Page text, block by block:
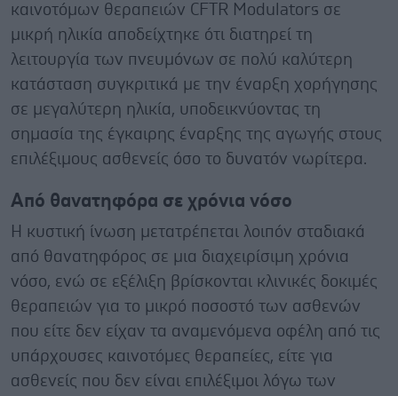
καινοτόμων θεραπειών CFTR Modulators σε
μικρή ηλικία αποδείχτηκε ότι διατηρεί τη
λειτουργία των πνευμόνων σε πολύ καλύτερη
κατάσταση συγκριτικά με την έναρξη χορήγησης
σε μεγαλύτερη ηλικία, υποδεικνύοντας τη
σημασία της έγκαιρης έναρξης της αγωγής στους
επιλέξιμους ασθενείς όσο το δυνατόν νωρίτερα.
Από θανατηφόρα σε χρόνια νόσο
Η κυστική ίνωση μετατρέπεται λοιπόν σταδιακά
από θανατηφόρος σε μια διαχειρίσιμη χρόνια
νόσο, ενώ σε εξέλιξη βρίσκονται κλινικές δοκιμές
θεραπειών για το μικρό ποσοστό των ασθενών
που είτε δεν είχαν τα αναμενόμενα οφέλη από τις
υπάρχουσες καινοτόμες θεραπείες, είτε για
ασθενείς που δεν είναι επιλέξιμοι λόγω των